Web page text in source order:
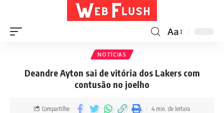
Aa
NOTÍCIAS
Deandre Ayton sai de vitória dos Lakers com
contusão no joelho
Compartilhe 4 min. de leitura